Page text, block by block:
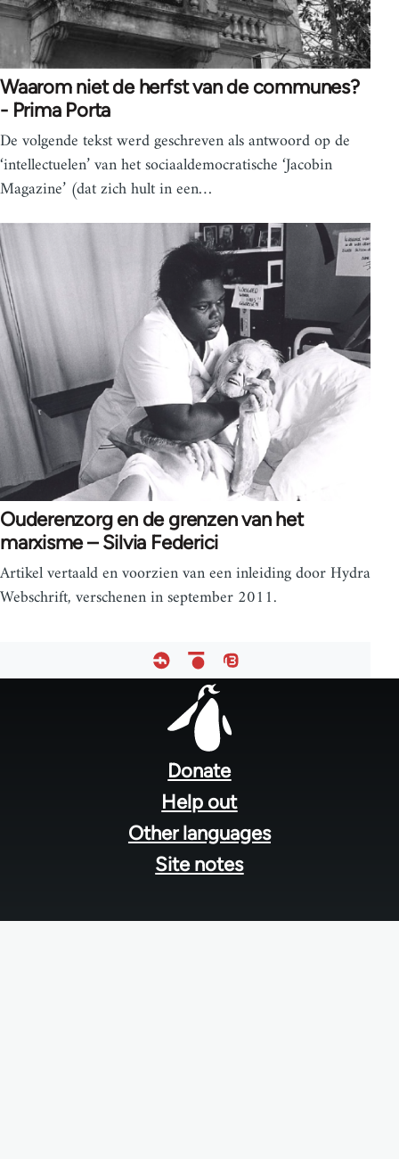
Waarom niet de herfst van de communes?
- Prima Porta
De volgende tekst werd geschreven als antwoord op de
‘intellectuelen’ van het sociaaldemocratische ‘Jacobin
Magazine’ (dat zich hult in een…
Ouderenzorg en de grenzen van het
marxisme – Silvia Federici
Artikel vertaald en voorzien van een inleiding door Hydra
Webschrift, verschenen in september 2011.
Donate
Help out
Other languages
Site notes